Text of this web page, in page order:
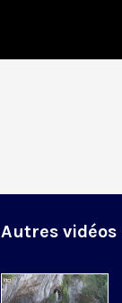
Autres